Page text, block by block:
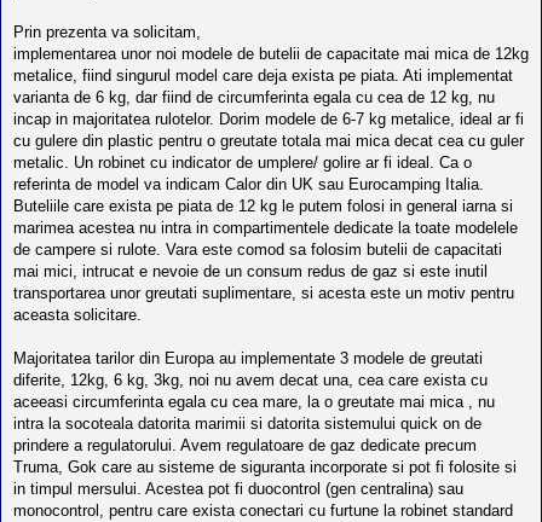
Prin prezenta va solicitam,
implementarea unor noi modele de butelii de capacitate mai mica de 12kg
metalice, fiind singurul model care deja exista pe piata. Ati implementat
varianta de 6 kg, dar fiind de circumferinta egala cu cea de 12 kg, nu
incap in majoritatea rulotelor. Dorim modele de 6-7 kg metalice, ideal ar fi
cu gulere din plastic pentru o greutate totala mai mica decat cea cu guler
metalic. Un robinet cu indicator de umplere/ golire ar fi ideal. Ca o
referinta de model va indicam Calor din UK sau Eurocamping Italia.
Buteliile care exista pe piata de 12 kg le putem folosi in general iarna si
marimea acestea nu intra in compartimentele dedicate la toate modelele
de campere si rulote. Vara este comod sa folosim butelii de capacitati
mai mici, intrucat e nevoie de un consum redus de gaz si este inutil
transportarea unor greutati suplimentare, si acesta este un motiv pentru
aceasta solicitare.
Majoritatea tarilor din Europa au implementate 3 modele de greutati
diferite, 12kg, 6 kg, 3kg, noi nu avem decat una, cea care exista cu
aceeasi circumferinta egala cu cea mare, la o greutate mai mica , nu
intra la socoteala datorita marimii si datorita sistemului quick on de
prindere a regulatorului. Avem regulatoare de gaz dedicate precum
Truma, Gok care au sisteme de siguranta incorporate si pot fi folosite si
in timpul mersului. Acestea pot fi duocontrol (gen centralina) sau
monocontrol, pentru care exista conectari cu furtune la robinet standard